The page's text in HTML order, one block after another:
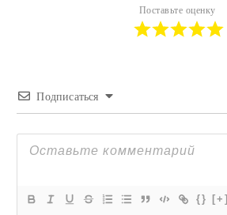
Поставьте оценку
Подписаться
{} [+]